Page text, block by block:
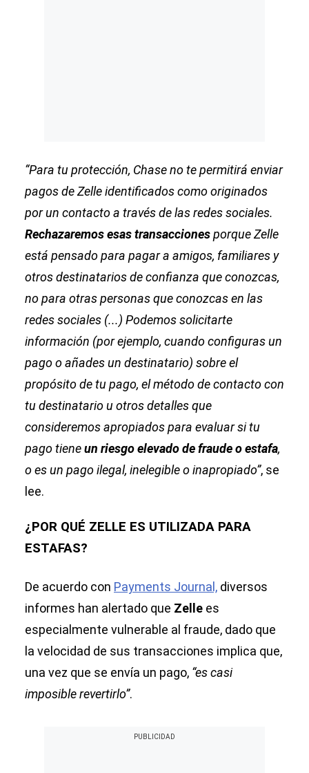
“Para tu protección, Chase no te permitirá enviar
pagos de Zelle identificados como originados
por un contacto a través de las redes sociales.
Rechazaremos esas transaccionesporque Zelle
está pensado para pagar a amigos, familiares y
otros destinatarios de confianza que conozcas,
no para otras personas que conozcas en las
redes sociales (...) Podemos solicitarte
información (por ejemplo, cuando configuras un
pago o añades un destinatario) sobre el
propósito de tu pago, el método de contacto con
tu destinatario u otros detalles que
consideremos apropiados para evaluar si tu
pago tieneun riesgo elevado de fraude o estafa,
o es un pago ilegal, inelegible o inapropiado”, se
lee.
¿POR QUÉ ZELLE ES UTILIZADA PARA
ESTAFAS?
De acuerdo con Payments Journal, diversos
informes han alertado que Zelle es
especialmente vulnerable al fraude, dado que
la velocidad de sus transacciones implica que,
una vez que se envía un pago, “es casi
imposible revertirlo”.